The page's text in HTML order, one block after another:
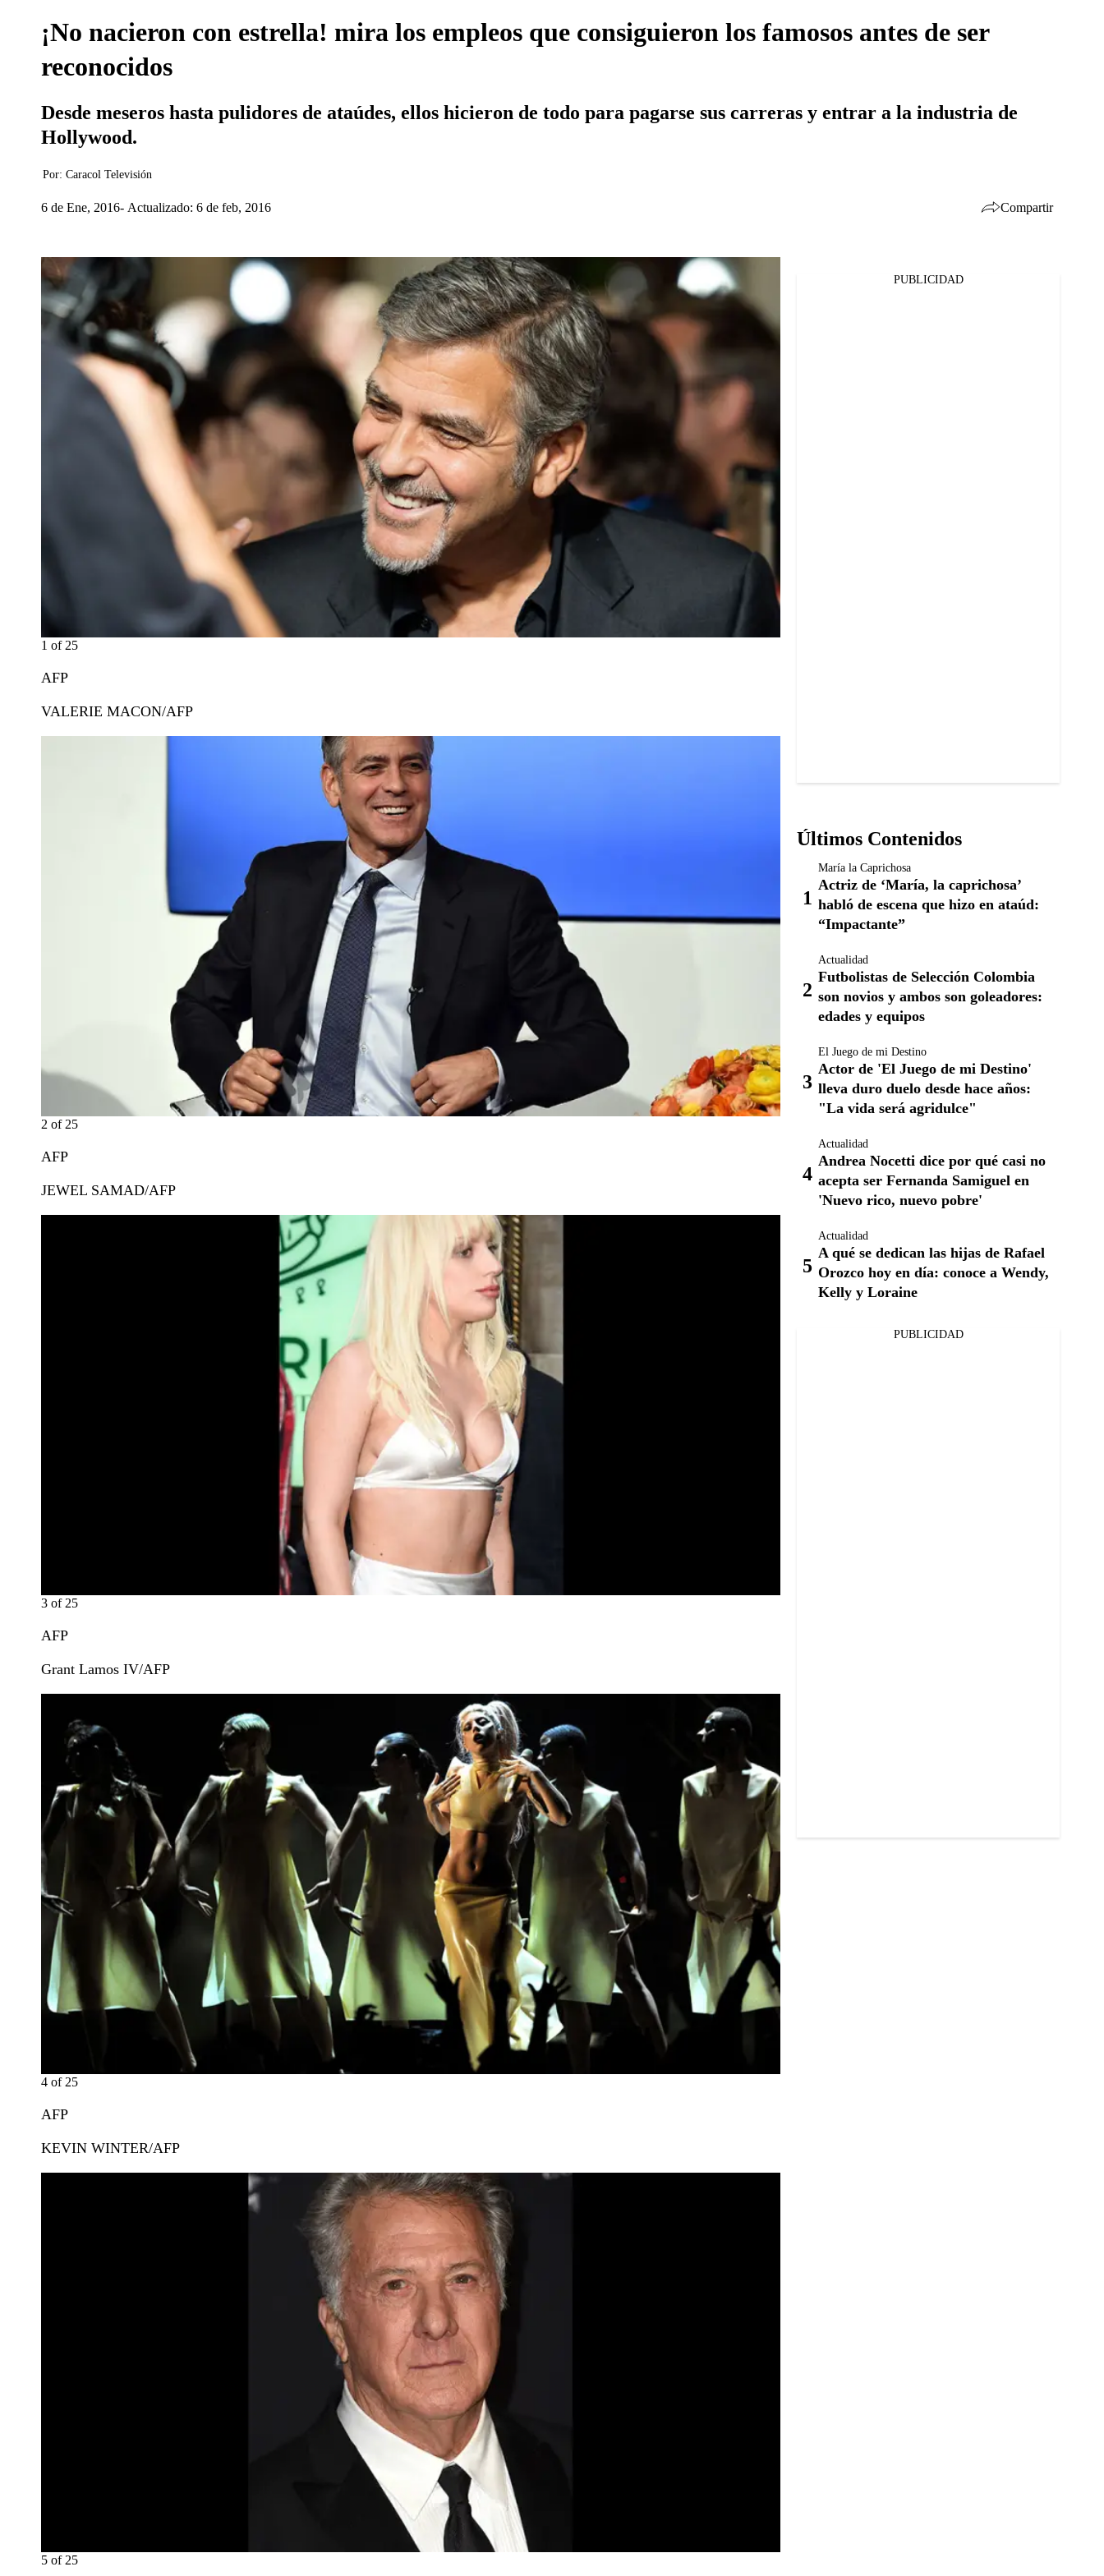
¡No nacieron con estrella! mira los empleos que consiguieron los famosos antes de ser
reconocidos
Desde meseros hasta pulidores de ataúdes, ellos hicieron de todo para pagarse sus carreras y entrar a la industria de
Hollywood.
Por: Caracol Televisión
6 de Ene, 2016 Actualizado: 6 de feb, 2016 Compartir
Whatsapp
1 of 25
AFP
VALERIE MACON/AFP
2 of 25
AFP
JEWEL SAMAD/AFP
3 of 25
AFP
Grant Lamos IV/AFP
4 of 25
AFP
KEVIN WINTER/AFP
5 of25
PUBLICIDAD
Últimos Contenidos
María la Caprichosa
Actriz de ‘María, la caprichosa’
habló de escena que hizo en ataúd:
“Impactante”
Actualidad
Futbolistas de Selección Colombia
son novios y ambos son goleadores:
edades y equipos
El Juego de mi Destino
Actor de 'El Juego de mi Destino'
lleva duro duelo desde hace años:
"La vida será agridulce"
Actualidad
Andrea Nocetti dice por qué casi no
acepta ser Fernanda Samiguel en
'Nuevo rico, nuevo pobre'
Actualidad
A qué se dedican las hijas de Rafael
Orozco hoy en día: conoce a Wendy,
Kelly y Loraine
PUBLICIDAD